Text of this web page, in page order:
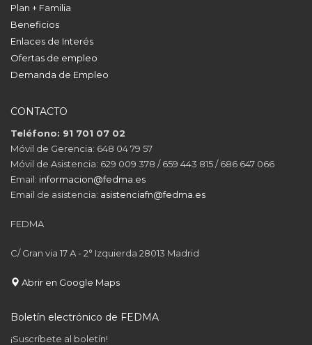
Plan + Familia
Beneficios
Enlaces de Interés
Ofertas de empleo
Demanda de Empleo
CONTACTO
Teléfono: 91 701 07 02
Móvil de Gerencia: 648 04 79 57
Móvil de Asistencia: 629 009 378 / 659 443 815 / 686 647 066
Email: informacion@fedma.es
Email de asistencia: asistenciafn@fedma.es
FEDMA
C/ Gran via 17 A - 2° Izquierda 28013 Madrid
Abrir en Google Maps
Boletín electrónico de FEDMA
¡Suscríbete al boletín!